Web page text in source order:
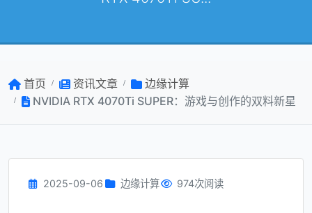
首页 资讯文章
边缘计算
NVIDIA RTX 4070Ti SUPER：游戏与创作的双料新星
2025-09-06 边缘计算 974次阅读